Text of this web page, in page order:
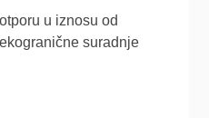
u iznosu od
suradnje